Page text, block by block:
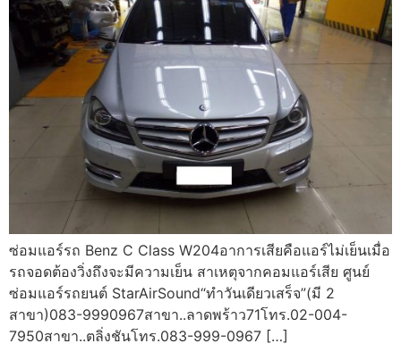
ซ่อมแอร์รถ Benz C Class W204อาการเสียคือแอร์ไม่เย็นเมื่อ
รถจอดต้องวิ่งถึงจะมีความเย็น สาเหตุจากคอมแอร์เสีย ศูนย์
ซ่อมแอร์รถยนต์ StarAirSound“ทำวันเดียวเสร็จ”(มี 2
สาขา)083-9990967สาขา..ลาดพร้าว71โทร.02-004-
7950สาขา..ตลิ่งชันโทร.083-999-0967 […]